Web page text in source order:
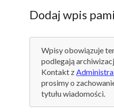
Dodaj wpis
Wpisy obowiązuje
podlegają
Kontakt z
prosimy o
tytułu wiadomości.